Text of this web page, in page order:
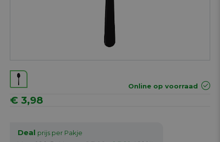
Online op voorraad
€ 3,98
Deal prijs per Pakje